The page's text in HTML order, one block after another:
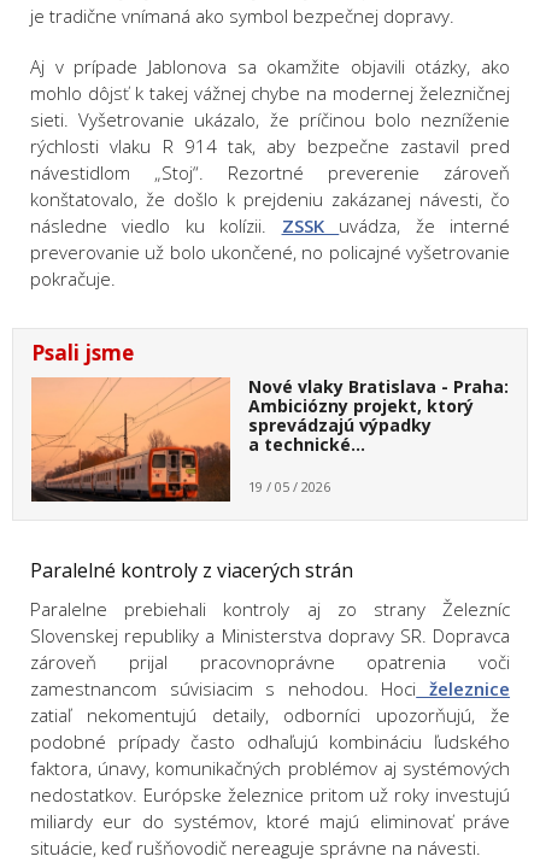
je tradične vnímaná ako symbol bezpečnej dopravy.
Aj v prípade Jablonova sa okamžite objavili otázky, ako
mohlo dôjsť k takej vážnej chybe na modernej železničnej
sieti. Vyšetrovanie ukázalo, že príčinou bolo nezníženie
rýchlosti vlaku R 914 tak, aby bezpečne zastavil pred
návestidlom „Stoj“. Rezortné preverenie zároveň
konštatovalo, že došlo k prejdeniu zakázanej návesti, čo
následne viedlo ku kolízii. ZSSK uvádza, že interné
preverovanie už bolo ukončené, no policajné vyšetrovanie
pokračuje.
Psali jsme
Nové vlaky Bratislava - Praha:
Ambiciózny projekt, ktorý
sprevádzajú výpadky
a technické…
19 / 05 / 2026
Paralelné kontroly z viacerých strán
Paralelne prebiehali kontroly aj zo strany Železníc
Slovenskej republiky a Ministerstva dopravy SR. Dopravca
zároveň prijal pracovnoprávne opatrenia voči
zamestnancom súvisiacim s nehodou. Hoci železnice
zatiaľ nekomentujú detaily, odborníci upozorňujú, že
podobné prípady často odhaľujú kombináciu ľudského
faktora, únavy, komunikačných problémov aj systémových
nedostatkov. Európske železnice pritom už roky investujú
miliardy eur do systémov, ktoré majú eliminovať práve
situácie, keď rušňovodič nereaguje správne na návesti.